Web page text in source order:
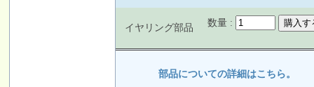
イヤリング部品 数量 :
部品についての詳細はこちら。